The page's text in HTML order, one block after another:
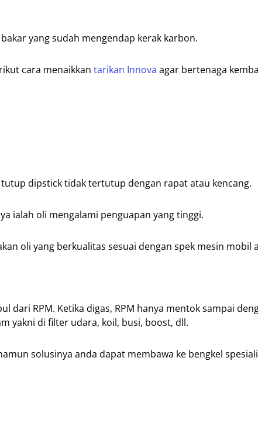
yang sudah mengendap kerak karbon.
cara menaikkan tarikan Innova agar bertenaga
dipstick tidak tertutup dengan rapat atau kencang.
ialah oli mengalami penguapan yang tinggi.
oli yang berkualitas sesuai dengan spek mesin mobil
dari RPM. Ketika digas, RPM hanya mentok sampai
yakni di filter udara, koil, busi, boost, dll.
solusinya anda dapat membawa ke bengkel